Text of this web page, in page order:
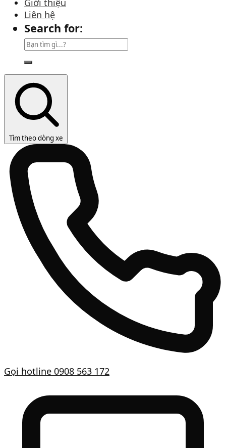
Giới thiệu
Liên hệ
Search for:
Tìm theo dòng xe
Gọi hotline 0908 563 172